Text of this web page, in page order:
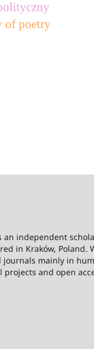
of poetry
an independent
in Kraków, Poland.
journals mainly in
and open